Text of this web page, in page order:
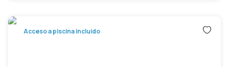
Acceso a piscina incluido